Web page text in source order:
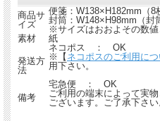
商品サ
イズ
便箋：W138×H182mm（8
封筒：W148×H98mm（封
※サイズはおおよその数値
素材
紙
発送方
法
ネコポス ： OK
※【 ネコポスのご利用につ
用下さい。
宅急便 ： OK
備考
ご利用の端末によって実
ございます。ご了承下さい